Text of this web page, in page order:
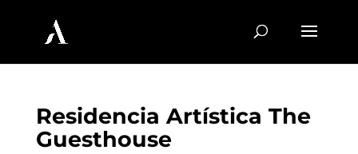
Residencia Artística The
Guesthouse